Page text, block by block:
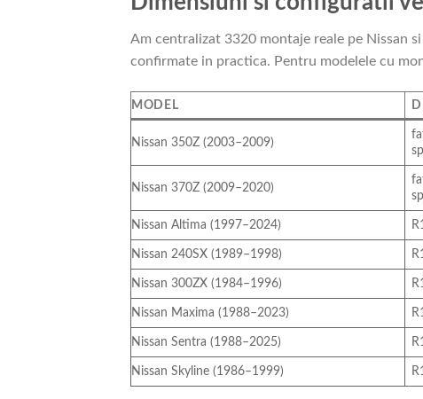
Am centralizat 3320 montaje reale pe Nissan
confirmate in practica. Pentru modelele cu
MODEL
Nissan 350Z (2003–2009)
Nissan 370Z (2009–2020)
Nissan Altima (1997–2024)
Nissan 240SX (1989–1998)
Nissan 300ZX (1984–1996)
Nissan Maxima (1988–2023)
Nissan Sentra (1988–2025)
Nissan Skyline (1986–1999)